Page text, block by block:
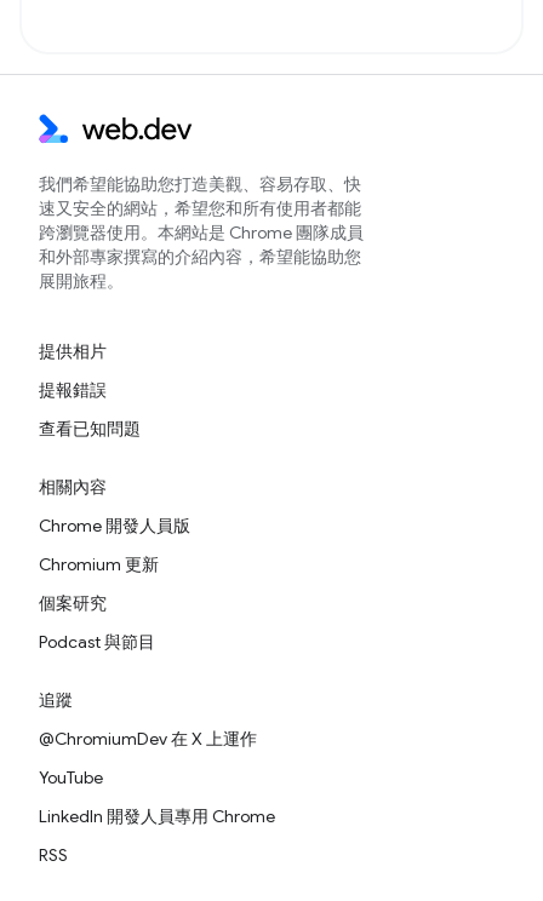
我們希望能協助您打造美觀、容易存取、快
速又安全的網站，希望您和所有使用者都能
跨瀏覽器使用。本網站是 Chrome 團隊成員
和外部專家撰寫的介紹內容，希望能協助您
展開旅程。
提供相片
提報錯誤
查看已知問題
相關內容
Chrome 開發人員版
Chromium 更新
個案研究
Podcast 與節目
追蹤
@ChromiumDev 在 X 上運作
YouTube
LinkedIn 開發人員專用 Chrome
RSS